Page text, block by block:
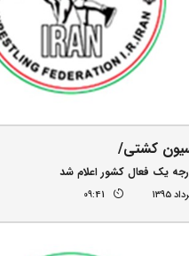
کشتی/
یک فعال کشور اعلام شد
09:41